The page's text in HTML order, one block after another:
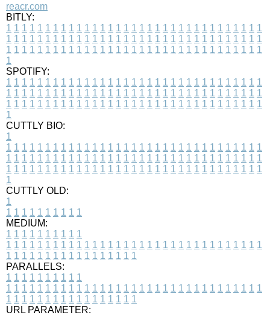
reacr.com
BITLY:
1 1 1 1 1 1 1 1 1 1 1 1 1 1 1 1 1 1 1 1 1 1 1 1 1 1 1 1 1 1 1 1 1
1 1 1 1 1 1 1 1 1 1 1 1 1 1 1 1 1 1 1 1 1 1 1 1 1 1 1 1 1 1 1 1 1
1 1 1 1 1 1 1 1 1 1 1 1 1 1 1 1 1 1 1 1 1 1 1 1 1 1 1 1 1 1 1 1 1
1
SPOTIFY:
1 1 1 1 1 1 1 1 1 1 1 1 1 1 1 1 1 1 1 1 1 1 1 1 1 1 1 1 1 1 1 1 1
1 1 1 1 1 1 1 1 1 1 1 1 1 1 1 1 1 1 1 1 1 1 1 1 1 1 1 1 1 1 1 1 1
1 1 1 1 1 1 1 1 1 1 1 1 1 1 1 1 1 1 1 1 1 1 1 1 1 1 1 1 1 1 1 1 1
1
CUTTLY BIO:
1
1 1 1 1 1 1 1 1 1 1 1 1 1 1 1 1 1 1 1 1 1 1 1 1 1 1 1 1 1 1 1 1 1
1 1 1 1 1 1 1 1 1 1 1 1 1 1 1 1 1 1 1 1 1 1 1 1 1 1 1 1 1 1 1 1 1
1 1 1 1 1 1 1 1 1 1 1 1 1 1 1 1 1 1 1 1 1 1 1 1 1 1 1 1 1 1 1 1 1
1
CUTTLY OLD:
1
1 1 1 1 1 1 1 1 1 1
MEDIUM:
1 1 1 1 1 1 1 1 1 1
1 1 1 1 1 1 1 1 1 1 1 1 1 1 1 1 1 1 1 1 1 1 1 1 1 1 1 1 1 1 1 1 1
1 1 1 1 1 1 1 1 1 1 1 1 1 1 1 1 1
PARALLELS:
1 1 1 1 1 1 1 1 1 1
1 1 1 1 1 1 1 1 1 1 1 1 1 1 1 1 1 1 1 1 1 1 1 1 1 1 1 1 1 1 1 1 1
1 1 1 1 1 1 1 1 1 1 1 1 1 1 1 1 1
URL PARAMETER: